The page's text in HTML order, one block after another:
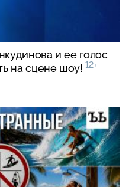
и ее голос
на сцене шоу! 12+